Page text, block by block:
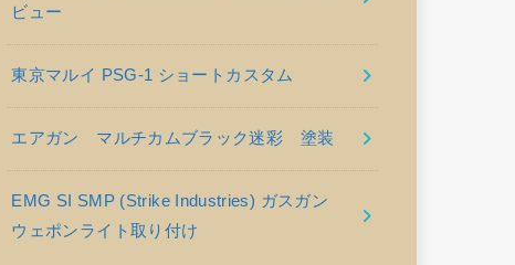
ビュー
東京マルイ PSG-1 ショートカスタム
エアガン マルチカムブラック迷彩 塗装
EMG SI SMP (Strike Industries) ガスガン
ウェポンライト取り付け